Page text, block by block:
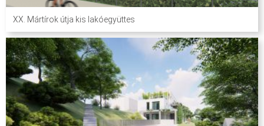
XX. Mártírok útja kis lakóegyüttes